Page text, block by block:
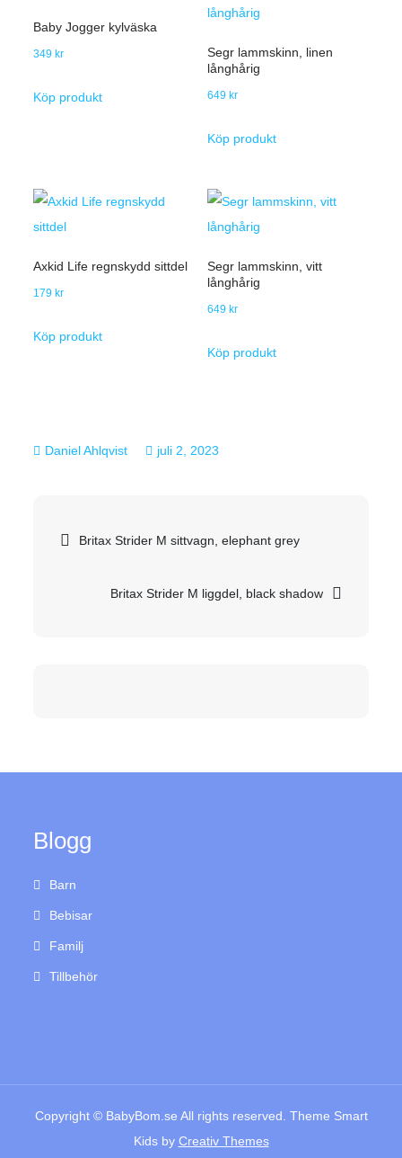
Baby Jogger kylväska
349 kr
Köp produkt
Segr lammskinn, linen
långhårig
649 kr
Köp produkt
Axkid Life regnskydd sittdel
179kr
Köp produkt
Segr lammskinn, vitt
långhårig
649kr
Köp produkt
juli 2, 2023
Inläggsnavigering
Britax Strider M sittvagn, elephant grey
Britax Strider M liggdel, black shadow
Blogg
Barn
Bebisar
Familj
Tillbehör
Copyright © BabyBom.se All rights reserved. Theme Smart
Kids by Creativ Themes